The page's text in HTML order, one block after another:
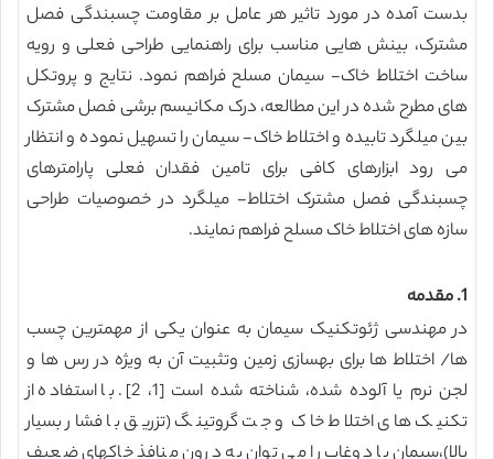
بدست آمده در مورد تاثیر هر عامل بر مقاومت چسبندگی فصل
مشترک، بینش هایی مناسب برای راهنمایی طراحی فعلی و رویه
ساخت اختلاط خاک- سیمان مسلح فراهم نمود. نتایج و پروتکل
های مطرح شده در این مطالعه، درک مکانیسم برشی فصل مشترک
بین میلگرد تابیده و اختلاط خاک- سیمان را تسهیل نموده و انتظار
می رود ابزارهای کافی برای تامین فقدان فعلی پارامترهای
چسبندگی فصل مشترک اختلاط- میلگرد در خصوصیات طراحی
سازه های اختلاط خاک مسلح فراهم نمایند.
1. مقدمه
در مهندسی ژئوتکنیک سیمان به عنوان یکی از مهمترین چسب
ها/ اختلاط ها برای بهسازی زمین وتثبیت آن به ویژه در رس ها و
لجن نرم یا آلوده شده، شناخته شده است [1، 2]. با استفاده از
تکنیک های اختلاط خاک و جت گروتینگ (تزریق با فشار بسیار